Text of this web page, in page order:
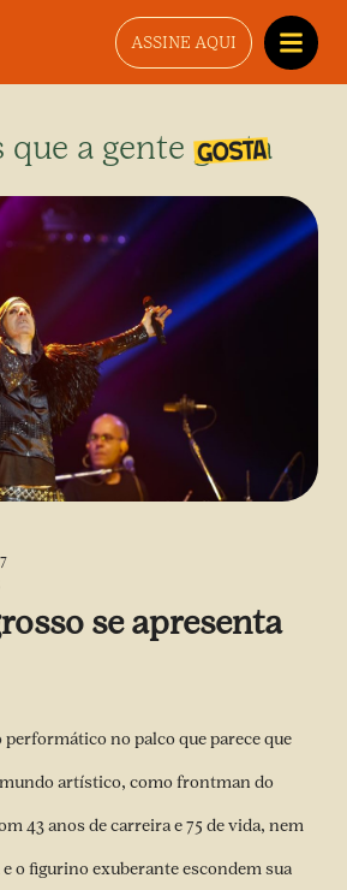
ASSINE AQUI
que a gente gosta
se apresenta
performático no palco que parece que
artístico, como frontman do
43 anos de carreira e 75 de vida, nem
o figurino exuberante escondem sua